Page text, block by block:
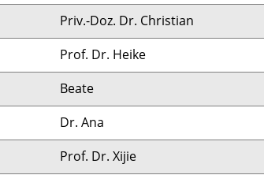
Priv.-Doz. Dr. Christian
Prof. Dr. Heike
Beate
Dr. Ana
Prof. Dr. Xijie